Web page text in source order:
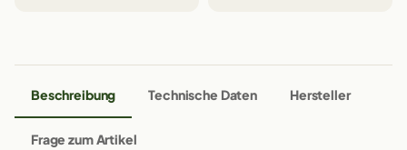
Beschreibung Technische Daten Hersteller
Frage zum Artikel